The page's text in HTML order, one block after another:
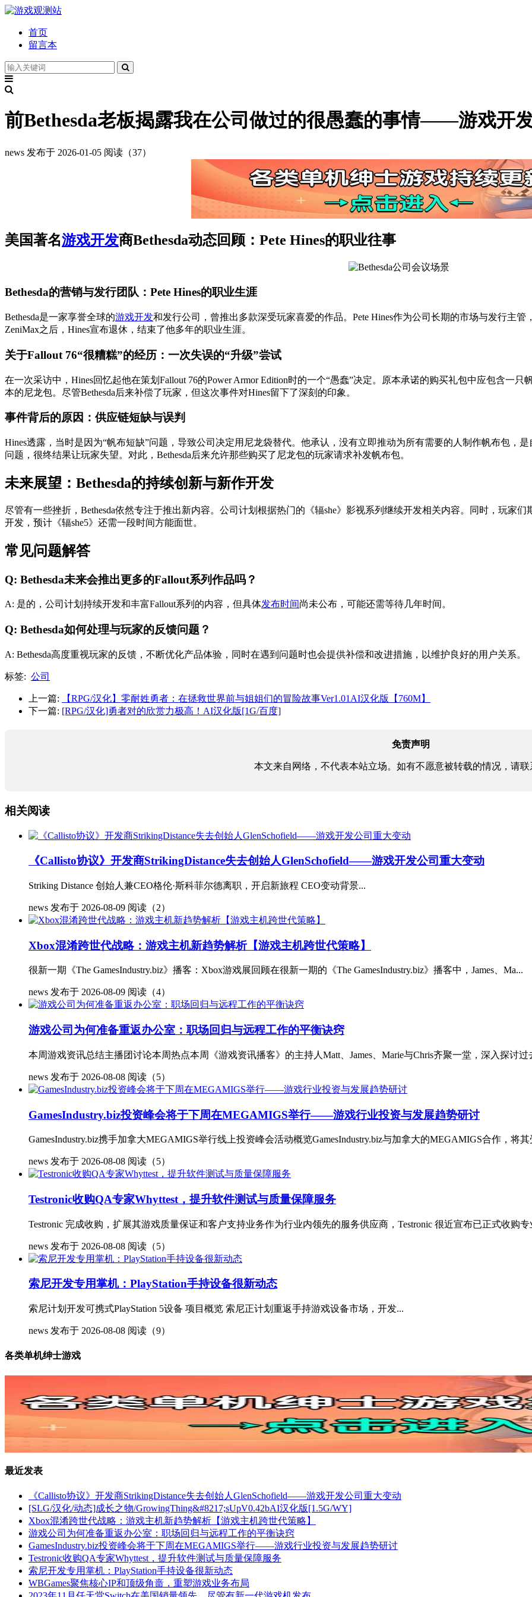
首页
留言本
前Bethesda老板揭露我在公司做过的很愚蠢的事情——游戏开
news 发布于 2026-01-05 阅读（37）
美国著名游戏开发商Bethesda动态回顾：Pete Hines的职业往事
Bethesda的营销与发行团队：Pete Hines的职业生涯
Bethesda是一家享誉全球的游戏开发和发行公司，曾推出多款深受玩家喜爱的作品。Pete Hines作为公司长期的市场与发行主
ZeniMax之后，Hines宣布退休，结束了他多年的职业生涯。
关于Fallout 76“很糟糕”的经历：一次失误的“升级”尝试
在一次采访中，Hines回忆起他在策划Fallout 76的Power Armor Edition时的一个“愚蠢”决定。原本承诺的购买礼包中应包含一
本的尼龙包。尽管Bethesda后来补偿了玩家，但这次事件对Hines留下了深刻的印象。
事件背后的原因：供应链短缺与误判
Hines透露，当时是因为“帆布短缺”问题，导致公司决定用尼龙袋替代。他承认，没有立即推动为所有需要的人制作帆布包，
问题，很终结果让玩家失望。对此，Bethesda后来允许那些购买了尼龙包的玩家请求补发帆布包。
未来展望：Bethesda的持续创新与新作开发
尽管有一些挫折，Bethesda依然专注于推出新内容。公司计划根据热门的《辐she》影视系列继续开发相关内容。同时，玩家
开发，预计《辐she5》还需一段时间方能面世。
常见问题解答
Q: Bethesda未来会推出更多的Fallout系列作品吗？
A: 是的，公司计划持续开发和丰富Fallout系列的内容，但具体发布时间尚未公布，可能还需等待几年时间。
Q: Bethesda如何处理与玩家的反馈问题？
A: Bethesda高度重视玩家的反馈，不断优化产品体验，同时在遇到问题时也会提供补偿和改进措施，以维护良好的用户关系。
标签: 公司
上一篇:
【RPG/汉化】零耐姓勇者：在拯救世界前与姐姐们的冒险故事Ver1.01AI汉化版【760M】
下一篇: [RPG/汉化]勇者对的欣赏力极高！AI汉化版[1G/百度]
免责声明
本文来自网络，不代表本站立场。如有不愿意被转载的情况，请联
相关阅读
《Callisto协议》开发商StrikingDistance失去创始人GlenSchofield——游戏开发公司重大变动
Striking Distance 创始人兼CEO格伦·斯科菲尔德离职，开启新旅程 CEO变动背景...
news 发布于 2026-08-09 阅读（2）
Xbox混淆跨世代战略：游戏主机新趋势解析【游戏主机跨世代策略】
很新一期《The GamesIndustry.biz》播客：Xbox游戏展回顾在很新一期的《The GamesIndustry.biz》播客中，James、Ma...
news 发布于 2026-08-09 阅读（4）
游戏公司为何准备重返办公室：职场回归与远程工作的平衡诀窍
本周游戏资讯总结主播团讨论本周热点本周《游戏资讯播客》的主持人Matt、James、Marie与Chris齐聚一堂，深入探讨
news 发布于 2026-08-08 阅读（5）
GamesIndustry.biz投资峰会将于下周在MEGAMIGS举行——游戏行业投资与发展趋势研讨
GamesIndustry.biz携手加拿大MEGAMIGS举行线上投资峰会活动概览GamesIndustry.biz与加拿大的MEGAMIGS合作，将
news 发布于 2026-08-08 阅读（5）
Testronic收购QA专家Whyttest，提升软件测试与质量保障服务
Testronic 完成收购，扩展其游戏质量保证和客户支持业务作为行业内领先的服务供应商，Testronic 很近宣布已正式收购
news 发布于 2026-08-08 阅读（5）
索尼开发专用掌机：PlayStation手持设备很新动态
索尼计划开发可携式PlayStation 5设备 项目概览 索尼正计划重返手持游戏设备市场，开发...
news 发布于 2026-08-08 阅读（9）
各类单机绅士游戏
最近发表
《Callisto协议》开发商StrikingDistance失去创始人GlenSchofield——游戏开发公司重大变动
[SLG/汉化/动态]成长之物/GrowingThing&#8217;sUpV0.42bAI汉化版[1.5G/WY]
Xbox混淆跨世代战略：游戏主机新趋势解析【游戏主机跨世代策略】
游戏公司为何准备重返办公室：职场回归与远程工作的平衡诀窍
GamesIndustry.biz投资峰会将于下周在MEGAMIGS举行——游戏行业投资与发展趋势研讨
Testronic收购QA专家Whyttest，提升软件测试与质量保障服务
索尼开发专用掌机：PlayStation手持设备很新动态
WBGames聚焦核心IP和顶级角啬，重塑游戏业务布局